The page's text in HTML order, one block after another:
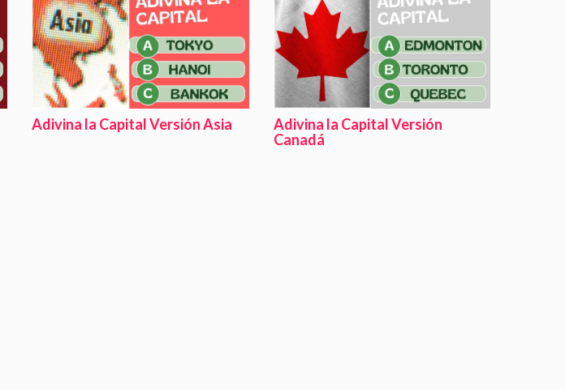
Adivina la Capital Versión Asia
Adivina la Capital Versión
Canadá